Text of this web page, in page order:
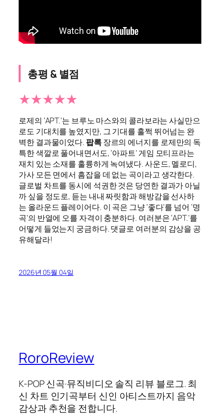
총평 & 별점
★★★★★
로제의 ‘APT.’는 브루노 마스와의 콜라보라는 사실만으
로도 기대치를 높였지만, 그 기대를 훌쩍 뛰어넘는 완
벽한 결과물이었다. 팝록장르의 에너지를 로제만의 독
특한 색깔로 풀어내면서도, ‘아파트’ 게임 모티프라는
재치 있는 소재를 훌륭하게 녹여냈다. 사운드, 멜로디,
가사 모든 면에서 흠잡을 데 없는 곡이라고 생각한다.
글로벌 차트를 동시에 석권한 것은 당연한 결과가 아닐
까 싶을 정도로, 듣는 내내 짜릿함과 해방감을 선사하
는 올라운드 플레이어다. 이 곡은 그냥 ‘좋다’를 넘어 ‘명
곡’의 반열에 오를 자격이 충분하다. 여러분은 ‘APT.’를
어떻게 들었는지 궁금하다. 댓글로 여러분의 감상을 공
유해달라!
2026년 05월 04일
RoroReview
K-POP 신곡·뮤직비디오 솔직 리뷰 블로그. 최
신 차트 인기곡부터 신인 아티스트까지 음악
감상과 추천을 전합니다.